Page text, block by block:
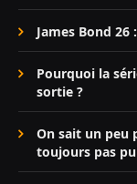
James Bond
Pourquoi la
sortie ?
On sait un peu
toujours pas